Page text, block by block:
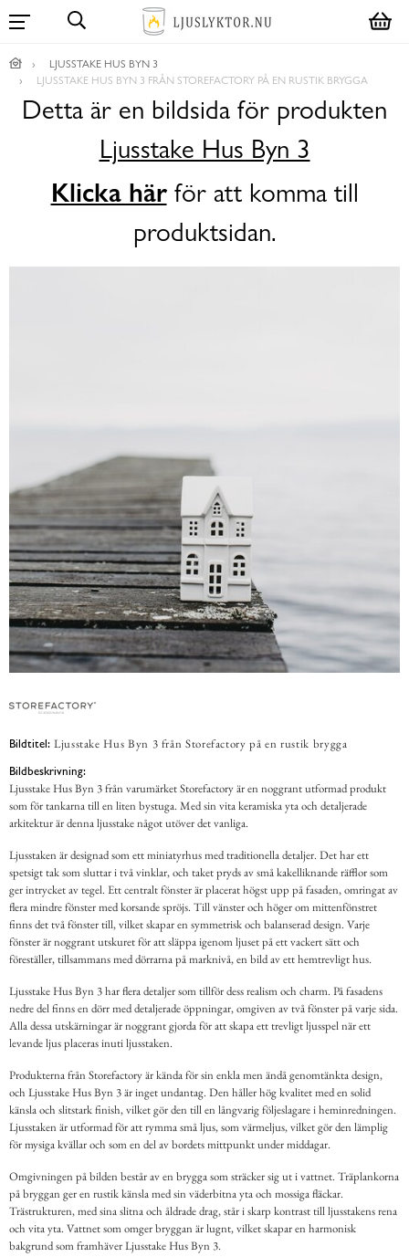
LJUSSTAKE HUS BYN 3
LJUSSTAKE HUS BYN 3 FRÅN STOREFACTORY PÅ EN RUSTIK BRYGGA
Detta är en bildsida för produkten
Ljusstake Hus Byn 3
Klicka härför att komma till
produktsidan.
Bildtitel: Ljusstake Hus Byn 3 från Storefactory på en rustik brygga
Bildbeskrivning:
Ljusstake Hus Byn 3 från varumärket Storefactory är en noggrant utformad produkt
som för tankarna till en liten bystuga. Med sin vita keramiska yta och detaljerade
arkitektur är denna ljusstake något utöver det vanliga.
Ljusstaken är designad som ett miniatyrhus med traditionella detaljer. Det har ett
spetsigt tak som sluttar i två vinklar, och taket pryds av små kakelliknande räfflor som
ger intrycket av tegel. Ett centralt fönster är placerat högst upp på fasaden, omringat av
flera mindre fönster med korsande spröjs. Till vänster och höger om mittenfönstret
finns det två fönster till, vilket skapar en symmetrisk och balanserad design. Varje
fönster är noggrant utskuret för att släppa igenom ljuset på ett vackert sätt och
föreställer, tillsammans med dörrarna på marknivå, en bild av ett hemtrevligt hus.
Ljusstake Hus Byn 3 har flera detaljer som tillför dess realism och charm. På fasadens
nedre del finns en dörr med detaljerade öppningar, omgiven av två fönster på varje sida.
Alla dessa utskärningar är noggrant gjorda för att skapa ett trevligt ljusspel när ett
levande ljus placeras inuti ljusstaken.
Produkterna från Storefactory är kända för sin enkla men ändå genomtänkta design,
och Ljusstake Hus Byn 3 är inget undantag. Den håller hög kvalitet med en solid
känsla och slitstark finish, vilket gör den till en långvarig följeslagare i heminredningen.
Ljusstaken är utformad för att rymma små ljus, som värmeljus, vilket gör den lämplig
för mysiga kvällar och som en del av bordets mittpunkt under middagar.
Omgivningen på bilden består av en brygga som sträcker sig ut i vattnet. Träplankorna
på bryggan ger en rustik känsla med sin väderbitna yta och mossiga fläckar.
Trästrukturen, med sina slitna och åldrade drag, står i skarp kontrast till ljusstakens rena
och vita yta. Vattnet som omger bryggan är lugnt, vilket skapar en harmonisk
bakgrund som framhäver Ljusstake Hus Byn 3.